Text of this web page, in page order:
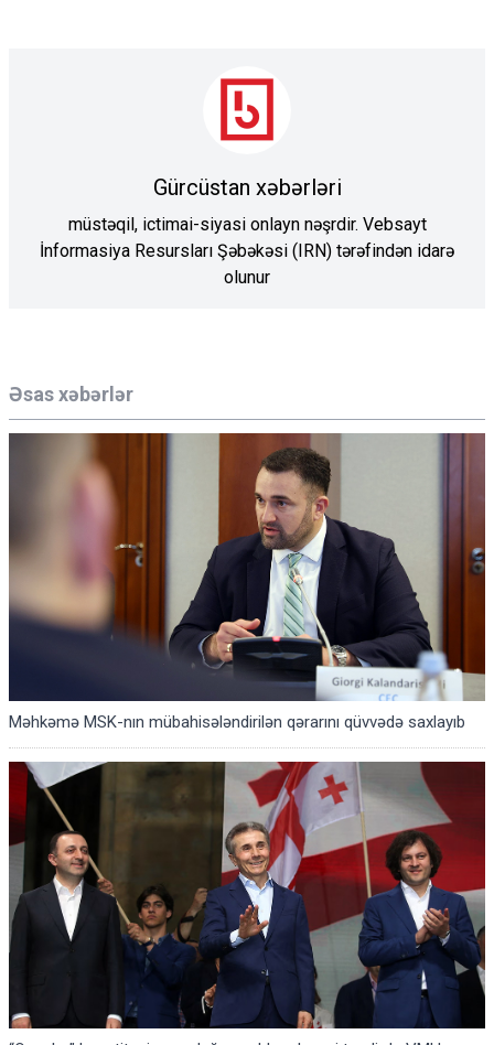
Əsas xəbərlər
Məhkəmə MSK-nın mübahisələndirilən qərarını qüvvədə saxlayıb
Gürcüstan xəbərləri
müstəqil, ictimai-siyasi onlayn nəşrdir. Vebsayt
İnformasiya Resursları Şəbəkəsi (IRN) tərəfindən idarə
olunur